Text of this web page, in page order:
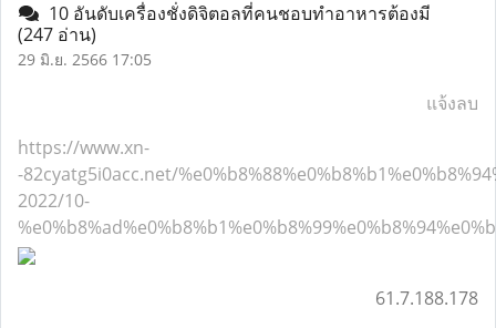
10 อันดับเครื่องชั่งดิจิตอลที่คนชอบทำอาหารต้องมี
(247 อ่าน)
29 มิ.ย. 2566 17:05
แจ้งลบ
https://www.xn-
-82cyatg5i0acc.net/
2022/10-
61.7.188.178